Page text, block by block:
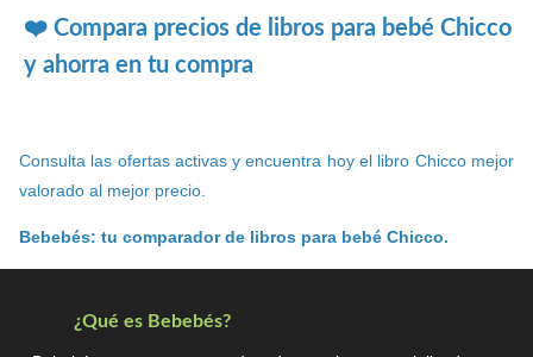
❤️ Compara precios de libros para bebé Chicco
y ahorra en tu compra
Consulta las ofertas activas y encuentra hoy el libro Chicco mejor
valorado al mejor precio.
Bebebés: tu comparador de libros para bebé Chicco.
¿Qué es Bebebés?